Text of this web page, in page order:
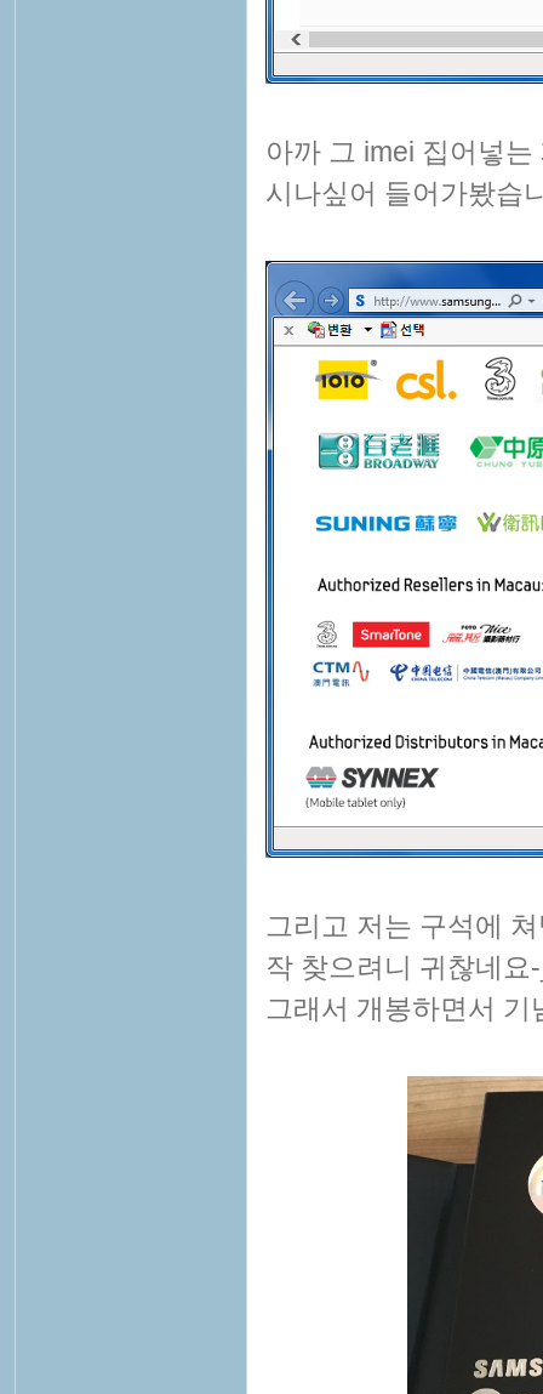
아까 그 imei 집어넣
시나싶어 들어가봤습
그리고 저는 구석에
작 찾으려니 귀찮네요
그래서 개봉하면서